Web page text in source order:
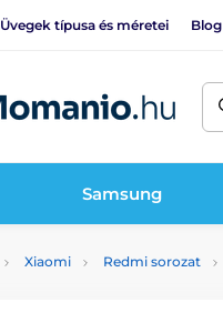
Üvegek típusa és méretei Blog
Samsung
Xiaomi Redmi sorozat